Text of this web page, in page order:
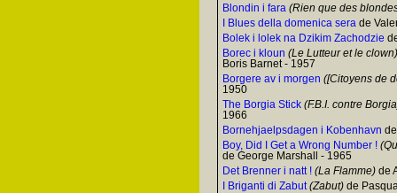
Blondin i fara (Rien que des
I Blues della domenica sera de
Bolek i lolek na Dzikim Zachodzie
Borec i kloun (Le Lutteur et le clown)
Boris Barnet - 1957
Borgere av i morgen ([Citoyens de
1950
The Borgia Stick (F.B.I. contre
1966
Bornehjaelpsdagen i Kobenhavn
Boy, Did I Get a Wrong Number !
de George Marshall - 1965
Det Brenner i natt ! (La Flamme) de
I Briganti di Zabut(Zabut) de